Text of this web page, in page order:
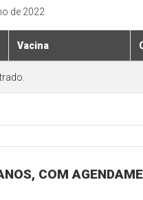
de 2022
Vacina
COM